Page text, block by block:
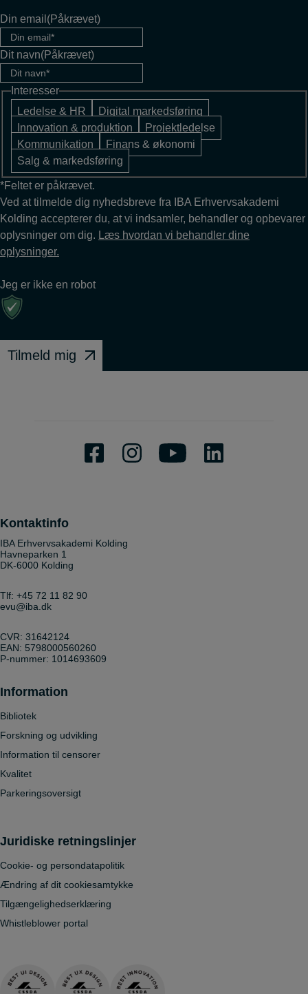
Din email (Påkrævet)
Dit navn(Påkrævet)
Interesser
Ledelse & HR
Digital markedsføring
Innovation & produktion
Projektledelse
Kommunikation
Finans & økonomi
Salg & markedsføring
*Feltet er påkrævet.
Ved at tilmelde dig nyhedsbreve fra IBA Erhvervsakademi
Kolding accepterer du, at vi indsamler, behandler og opbevarer
oplysninger om dig. Læs hvordan vi behandler dine
oplysninger.
Jeg er ikke en robot
Tilmeld mig
Kontaktinfo
IBA Erhvervsakademi Kolding
Havneparken 1
DK-6000 Kolding
Tlf: +45 72 11 82 90
evu@iba.dk
CVR: 31642124
EAN: 5798000560260
P-nummer: 1014693609
Information
Bibliotek
Forskning og udvikling
Information til censorer
Kvalitet
Parkeringsoversigt
Juridiske retningslinjer
Cookie- og persondatapolitik
Ændring af dit cookiesamtykke
Tilgængelighedserklæring
Whistleblower portal